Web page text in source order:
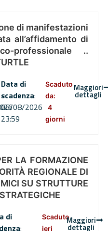
di manifestazioni
all’affidamento di
professionale ..
Data di
scadenza:
06/08/2026
23:59
Scaduto
da:
4
giorni
Maggiori
dettagli
LA FORMAZIONE
REGIONALE DI
SU STRUTTURE
di
:
Scaduto
ieri
Maggiori
dettagli